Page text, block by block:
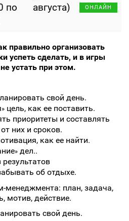
по
августа)
ОНЛАЙН
правильно организовать
успеть сделать, и в игры
устать при этом.
свой день.
» цель, как ее поставить.
приоритеты и составлять
них и сроков.
как ее найти.
» дел..
об отдыхе.
менеджмента: план, задача,
мотив, действие.
свой день.